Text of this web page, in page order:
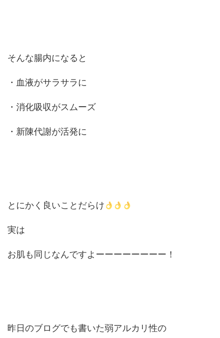
そんな腸内になると
・血液がサラサラに
・消化吸収がスムーズ
・新陳代謝が活発に
とにかく良いことだらけ
実は
お肌も同じなんですよーーーーーーーー！
昨日のブログでも書いた弱アルカリ性の